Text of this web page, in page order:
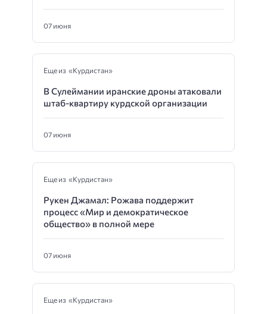
07 июня
Еще из «Курдистан»
В Сулеймании иранские дроны атаковали
штаб-квартиру курдской организации
07 июня
Еще из «Курдистан»
Рукен Джамал: Рожава поддержит
процесс «Мир и демократическое
общество» в полной мере
07 июня
Еще из «Курдистан»